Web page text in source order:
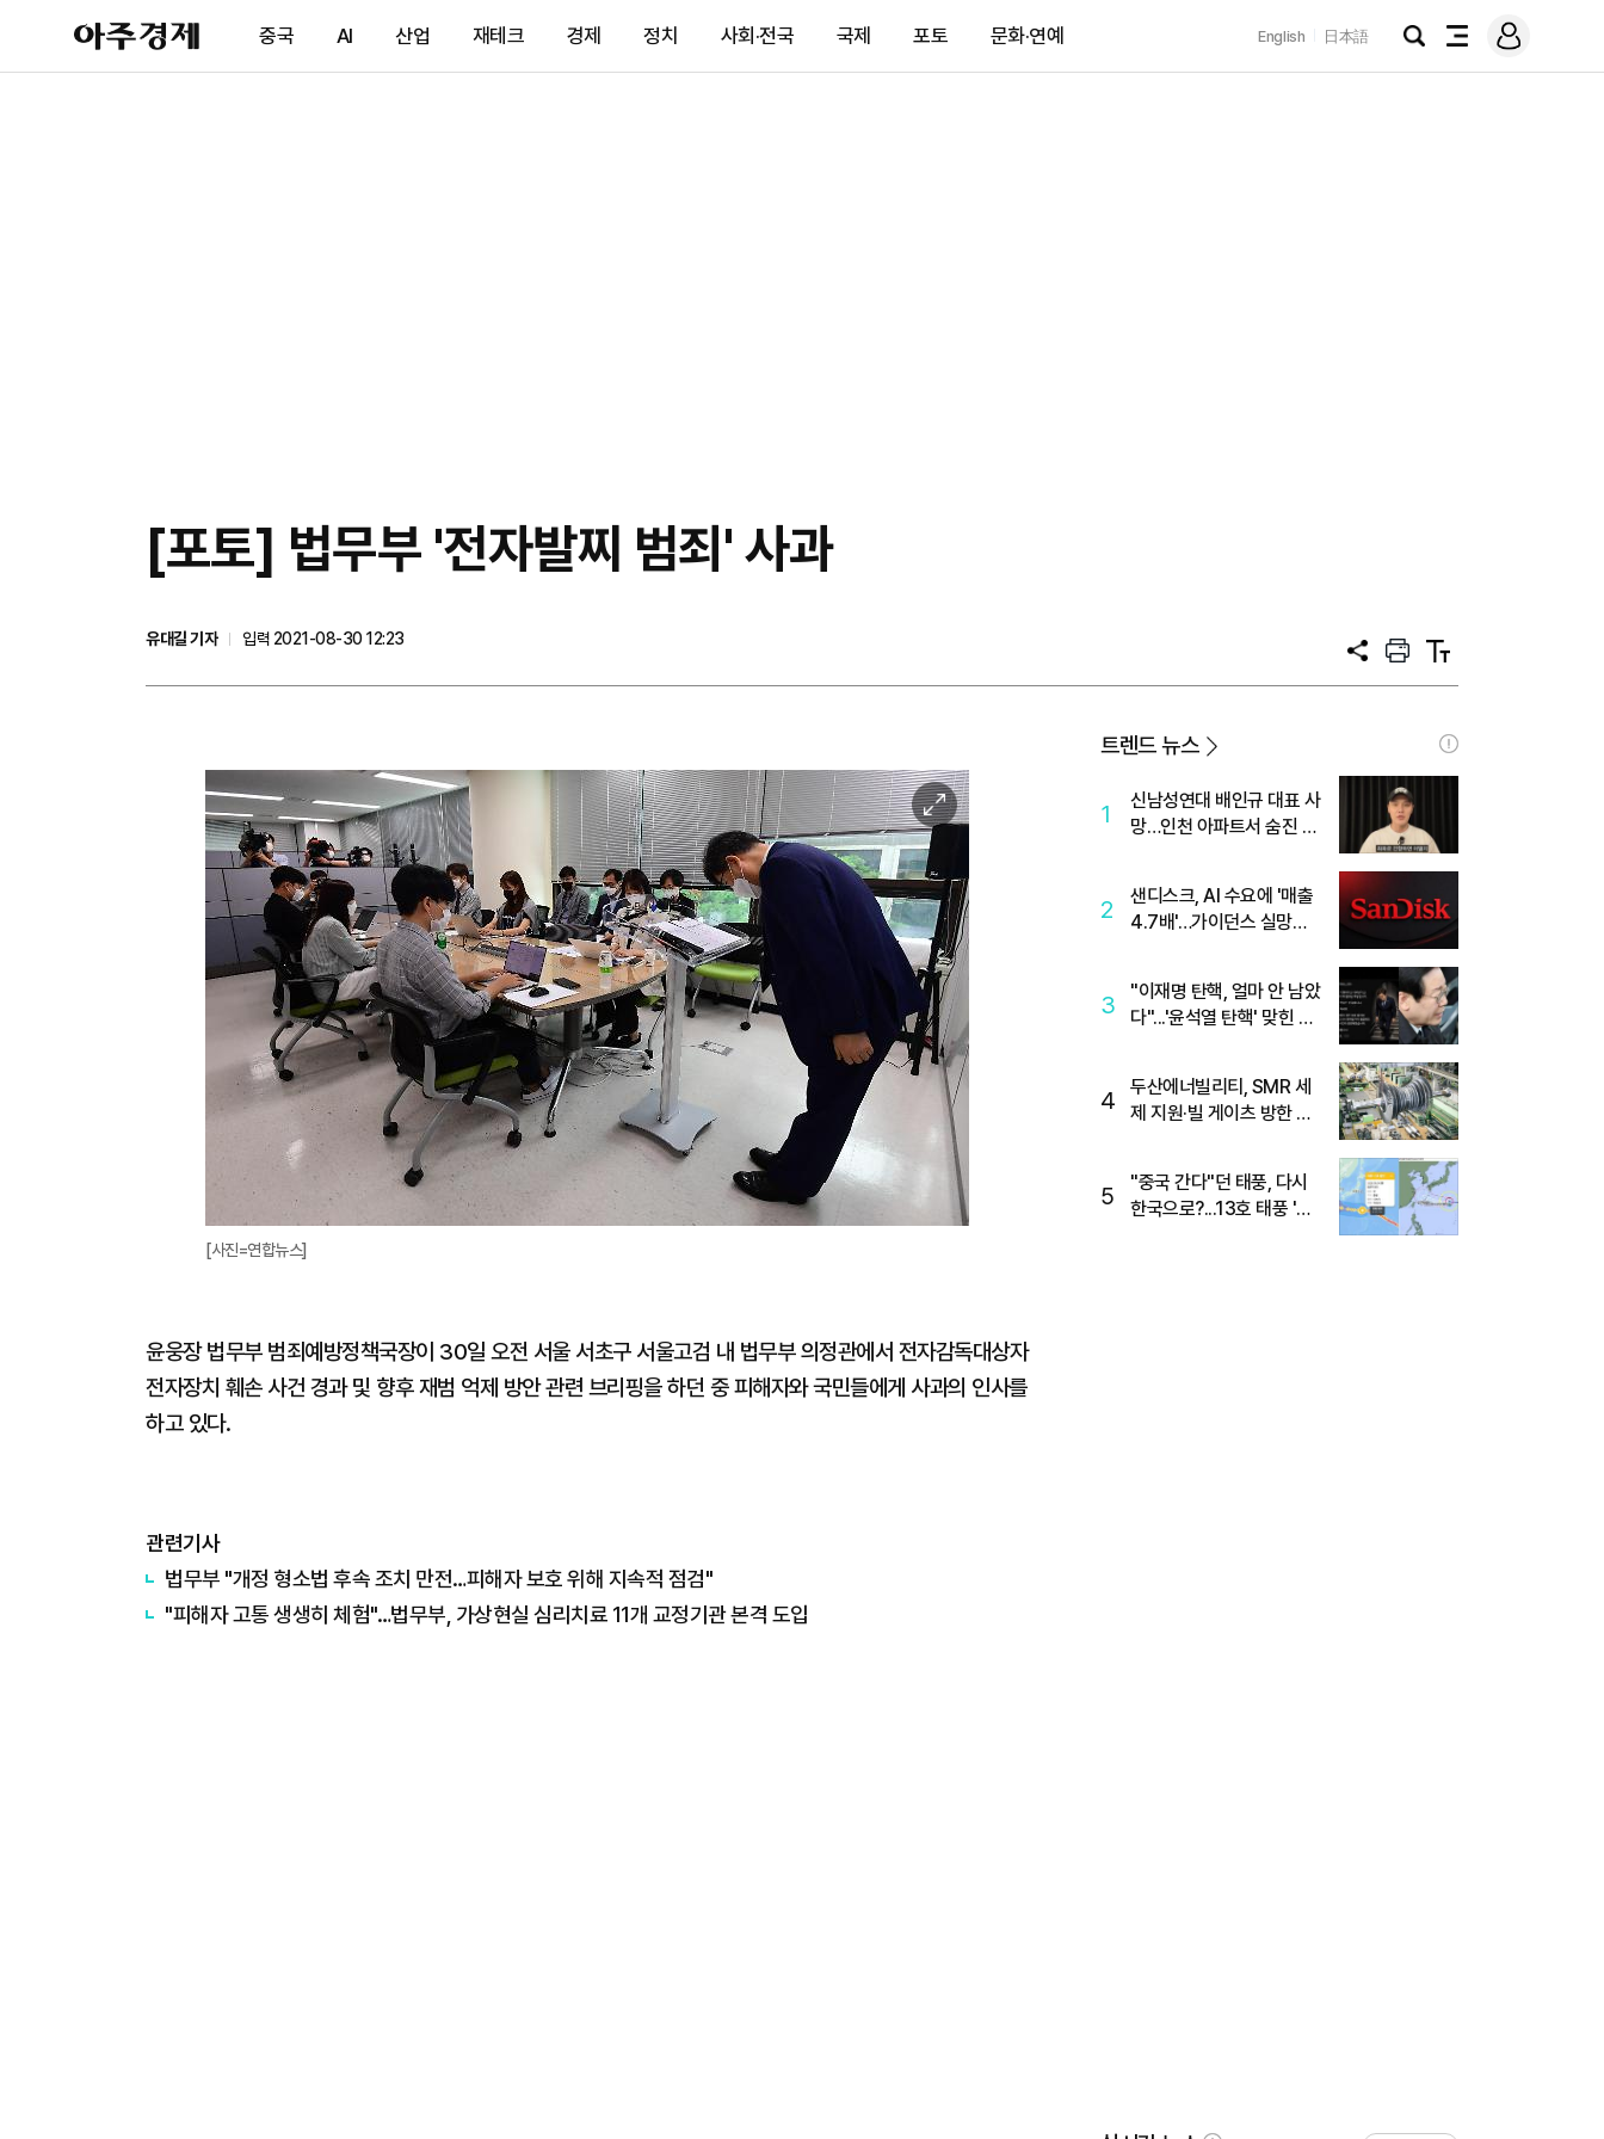
아
주
제
중국 AI 산업 재테크 경제 정치 사회·전국 국제 포토 문화·연예 English 日本語
검
전
메
그
[포토] 법무부 '전자발찌 범죄' 사과
유대길 기자
입력 2021-08-30 12:23
공
프
트
텍
트
이
미
지
확
대
[사진=연합뉴스]
윤웅장 법무부 범죄예방정책국장이 30일 오전 서울 서초구 서울고검 내 법무부 의정관에서 전자감독대상자
전자장치 훼손 사건 경과 및 향후 재범 억제 방안 관련 브리핑을 하던 중 피해자와 국민들에게 사과의 인사를
하고 있다.
관련기사
법무부 "개정 형소법 후속 조치 만전…피해자 보호 위해 지속적 점검"
"피해자 고통 생생히 체험"…법무부, 가상현실 심리치료 11개 교정기관 본격 도입
트렌드 뉴스
1
신남성연대 배인규 대표 사
망…인천 아파트서 숨진 채
2
샌디스크, AI 수요에 '매출
4.7배'…가이던스 실망에
3
"이재명 탄핵, 얼마 안 남았
다"...'윤석열 탄핵' 맞힌 무
4
두산에너빌리티, SMR 세
제 지원·빌 게이츠 방한 기
5
"중국 간다"던 태풍, 다시
한국으로?...13호 태풍 '돌